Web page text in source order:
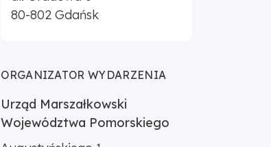
80-802 Gdańsk
ORGANIZATOR WYDARZENIA
Urząd Marszałkowski
Województwa Pomorskiego